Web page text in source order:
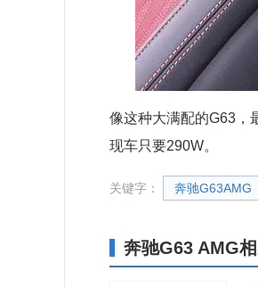
像这种大满配的G63，
现车只要290W。
关键字： 奔驰G63AMG
奔驰G63 AMG